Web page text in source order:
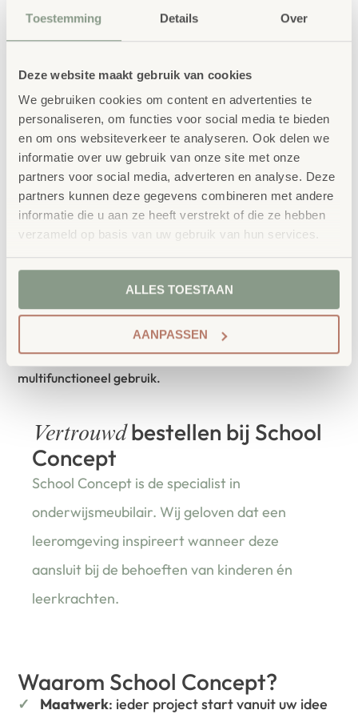
Toestemming Details Over
Deze website maakt gebruik van cookies
We gebruiken cookies om content en advertenties te
personaliseren, om functies voor social media te bieden
en om ons websiteverkeer te analyseren. Ook delen we
informatie over uw gebruik van onze site met onze
partners voor social media, adverteren en analyse. Deze
partners kunnen deze gegevens combineren met andere
informatie die u aan ze heeft verstrekt of die ze hebben
verzameld op basis van uw gebruik van hun services.
ALLES TOESTAAN
AANPASSEN
zetten. Ongemonteerd gratis geleverd.
IN WINKELWAGEN
Productbeschrijving
voor klaslokalen, wachtruimtes of speelhoeken. De
set geschikt voor dagelijks gebruik door kinderen. De
banken zijn stapelbaar en eenvoudig te verplaatsen voor
multifunctioneel gebruik.
Vertrouwdbestellen bij School
Concept
School Concept is de specialist in
onderwijsmeubilair. Wij geloven dat een
leeromgeving inspireert wanneer deze
aansluit bij de behoeften van kinderen én
leerkrachten.
Waarom School Concept?
Maatwerk: ieder project start vanuit uw idee